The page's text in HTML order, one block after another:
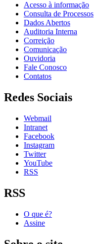
Acesso à informação
Consulta de Processos
Dados Abertos
Auditoria Interna
Correição
Comunicação
Ouvidoria
Fale Conosco
Contatos
Redes Sociais
Webmail
Intranet
Facebook
Instagram
Twitter
YouTube
RSS
RSS
O que é?
Assine